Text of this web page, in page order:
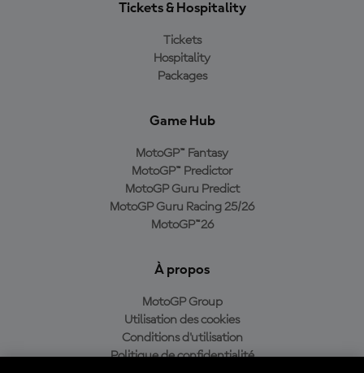
Tickets & Hospitality
Tickets
Hospitality
Packages
Game Hub
MotoGP™ Fantasy
MotoGP™ Predictor
MotoGP Guru Predict
MotoGP Guru Racing 25/26
MotoGP™26
À propos
MotoGP Group
Utilisation des cookies
Conditions d'utilisation
Politique de confidentialité